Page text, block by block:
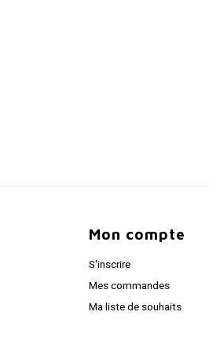
Mon compte
S'inscrire
Mes commandes
Ma liste de souhaits